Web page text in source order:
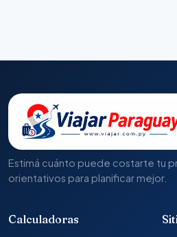
Estimá cuánto puede costarte tu
orientativos para planificar mejor.
Calculadoras